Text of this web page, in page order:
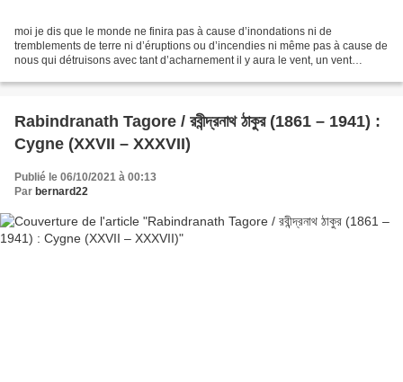
moi je dis que le monde ne finira pas à cause d’inondations ni de
tremblements de terre ni d’éruptions ou d’incendies ni même pas à cause de
nous qui détruisons avec tant d’acharnement il y aura le vent, un vent
Rabindranath Tagore / রবীন্দ্রনাথ ঠাকুর (1861 – 1941) :
Cygne (XXVII – XXXVII)
Publié le 06/10/2021 à 00:13
Par bernard22